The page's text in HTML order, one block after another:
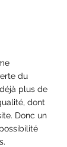
du
plus de
dont
Donc un